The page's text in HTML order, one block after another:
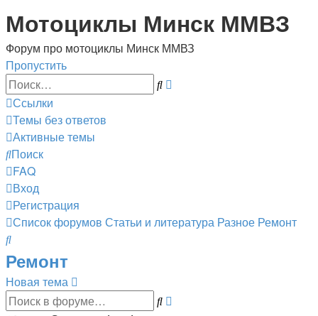
Мотоциклы Минск ММВЗ
Форум про мотоциклы Минск ММВЗ
Пропустить
Поиск
Ссылки
Темы без ответов
Активные темы
Поиск
FAQ
Вход
Регистрация
Список форумов Статьи и литература Разное Ремонт
Поиск
Ремонт
Новая тема
Поиск